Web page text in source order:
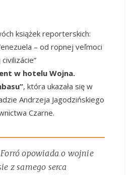
książek reporterskich:
– od ropnej veľmoci
w hotelu Wojna.
, która ukazała się w
Andrzeja Jagodzińskiego
Czarne.
opowiada o wojnie
z samego serca